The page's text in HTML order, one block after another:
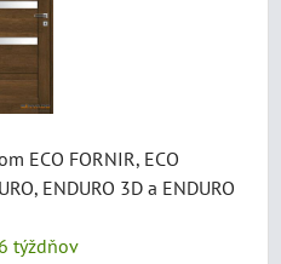
ECO FORNIR, ECO
ENDURO 3D a ENDURO
týždňov